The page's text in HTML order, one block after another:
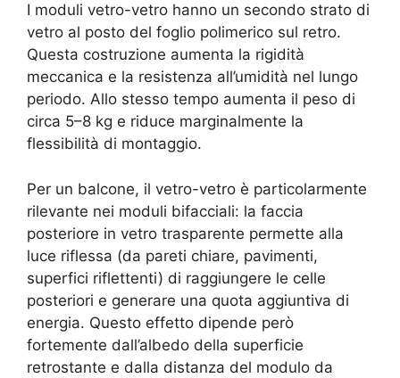
I moduli vetro-vetro hanno un secondo strato di
vetro al posto del foglio polimerico sul retro.
Questa costruzione aumenta la rigidità
meccanica e la resistenza all’umidità nel lungo
periodo. Allo stesso tempo aumenta il peso di
circa 5–8 kg e riduce marginalmente la
flessibilità di montaggio.
Per un balcone, il vetro-vetro è particolarmente
rilevante nei moduli bifacciali: la faccia
posteriore in vetro trasparente permette alla
luce riflessa (da pareti chiare, pavimenti,
superfici riflettenti) di raggiungere le celle
posteriori e generare una quota aggiuntiva di
energia. Questo effetto dipende però
fortemente dall’albedo della superficie
retrostante e dalla distanza del modulo da